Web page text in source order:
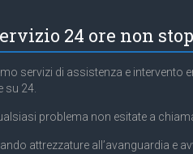
24 ore non stop
servizi di assistenza e intervento
su 24.
problema non esitate a
attrezzature all’avanguardia e